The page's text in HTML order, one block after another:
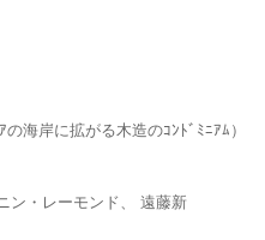
海岸に拡がる木造のｺﾝﾄﾞﾐﾆｱﾑ）
ン・レーモンド、 遠藤新